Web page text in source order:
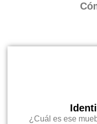
¿Cuál es ese